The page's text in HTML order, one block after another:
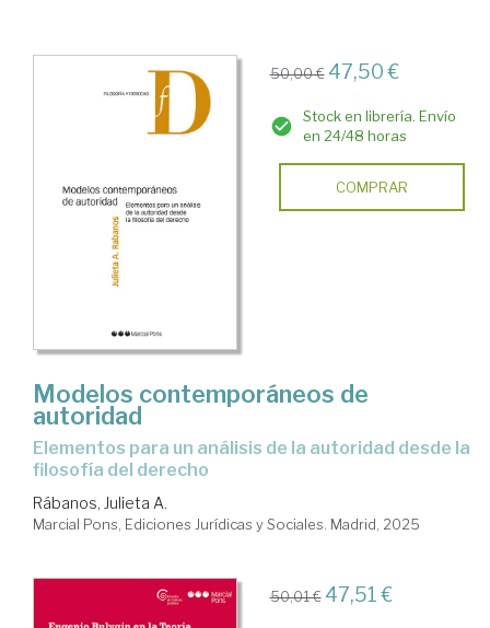
50,00 € 47,50 €
Stock en librería. Envío
en 24/48 horas
COMPRAR
Modelos contemporáneos de
autoridad
elementos para un análisis de la autoridad desde la
filosofía del derecho
Rábanos, Julieta A.
Marcial Pons, Ediciones Jurídicas y Sociales. Madrid, 2025
50,01 € 47,51 €